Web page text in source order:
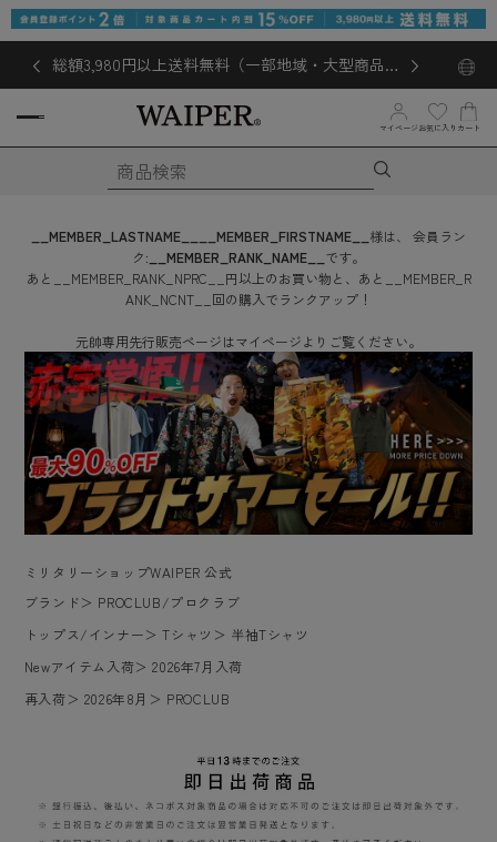
総額3,980円以上送料無料（一部地域・大型商品対
マイページ お気に入り カート
__MEMBER_LASTNAME__ __MEMBER_FIRSTNAME__ 様は、
会員ラン
ク: __MEMBER_RANK_NAME__ です。
あと
__MEMBER_RANK_NPRC__ 円以上のお買い物と、あと
__MEMBER_R
ANK_NCNT__ 回の購入でランクアップ！
元帥専用先行販売ページはマイページよりご覧ください。
ミリタリーショップWAIPER 公式
ブランド＞ PROCLUB/プロクラブ
トップス/インナー＞Tシャツ ＞ 半袖Tシャツ
Newアイテム入荷＞2026年7月入荷
再入荷＞ 2026年8月 ＞ PROCLUB